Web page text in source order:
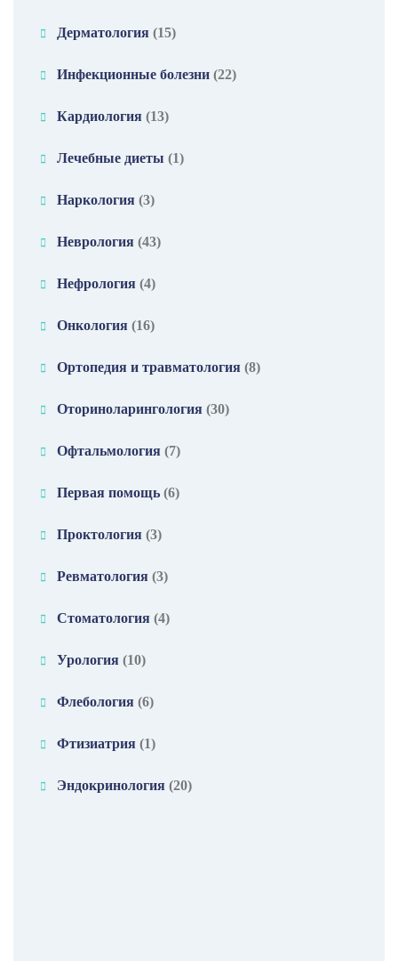
Дерматология (15)
Инфекционные болезни (22)
Кардиология (13)
Лечебные диеты (1)
Наркология (3)
Неврология (43)
Нефрология (4)
Онкология (16)
Ортопедия и травматология (8)
Оториноларингология (30)
Офтальмология (7)
Первая помощь (6)
Проктология (3)
Ревматология (3)
Стоматология (4)
Урология (10)
Флебология (6)
Фтизиатрия (1)
Эндокринология (20)